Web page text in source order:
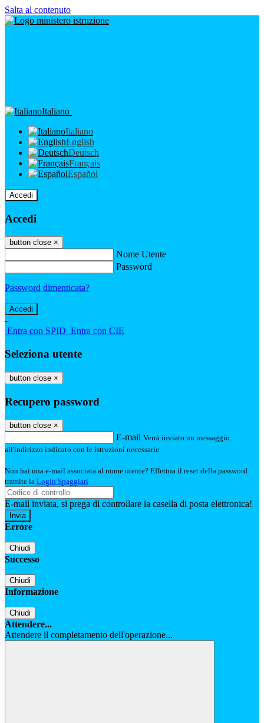
Salta al contenuto
Italiano
Italiano
English
Deutsch
Français
Español
Accedi
Accedi
button close ×
Nome Utente
Password
Password dimenticata?
-
Entra con SPID Entra con CIE
Seleziona utente
button close ×
Recupero password
button close ×
E-mail Verrà inviato un messaggio
all'indirizzo indicato con le istruzioni necessarie.
Non hai una e-mail associata al nome utente? Effettua il reset della password
tramite la Login Spaggiari
E-mail inviata, si prega di controllare la casella di posta elettronica!
Errore
Chiudi
Successo
Chiudi
Informazione
Chiudi
Attendere...
Attendere il completamento dell'operazione...